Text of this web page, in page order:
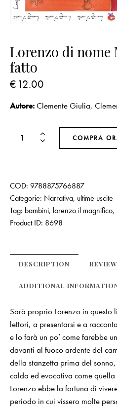
Lorenzo di nome
fatto
€ 12.00
Autore:Clemente Giulia,
COMPRA
COD: 9788875766887
Categorie: Narrativa, ultime uscite
Tag: bambini, lorenzo il magnifico,
Product ID: 8698
DESCRIPTION
ADDITIONAL
Sarà proprio Lorenzo in
lettori, a presentarsi e a
e lo farà un po’ come farebbe
davanti al fuoco ardente del
della stanzetta prima del
calda ed evocativa come
Lorenzo ebbe la fortuna di
periodo in cui vissero molte